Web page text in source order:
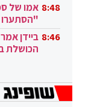
8:48 אמו של
"הסתערו
ובגבורה" 8:46 ביידן
הכושלת